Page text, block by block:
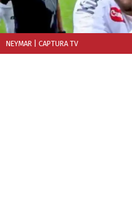
NEYMAR | CAPTURA TV